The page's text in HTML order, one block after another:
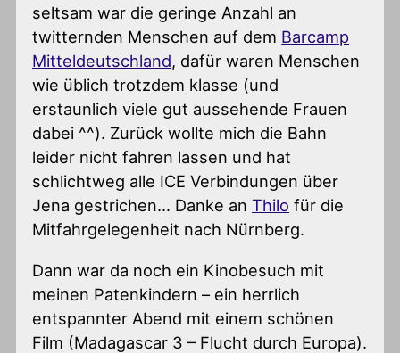
seltsam war die geringe Anzahl an
twitternden Menschen auf dem Barcamp
Mitteldeutschland, dafür waren Menschen
wie üblich trotzdem klasse (und
erstaunlich viele gut aussehende Frauen
dabei ^^). Zurück wollte mich die Bahn
leider nicht fahren lassen und hat
schlichtweg alle ICE Verbindungen über
Jena gestrichen… Danke anThilo für die
Mitfahrgelegenheit nach Nürnberg.
Dann war da noch ein Kinobesuch mit
meinen Patenkindern – ein herrlich
entspannter Abend mit einem schönen
Film (Madagascar 3 – Flucht durch Europa).